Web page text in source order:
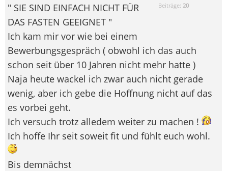
Beiträge: 20
" SIE SIND EINFACH NICHT FÜR
DAS FASTEN GEEIGNET "
Ich kam mir vor wie bei einem
Bewerbungsgespräch ( obwohl ich das auch
schon seit über 10 Jahren nicht mehr hatte )
Naja heute wackel ich zwar auch nicht gerade
wenig, aber ich gebe die Hoffnung nicht auf das
es vorbei geht.
Ich versuch trotz alledem weiter zu machen !
Ich hoffe Ihr seit soweit fit und fühlt euch wohl.
Bis demnächst